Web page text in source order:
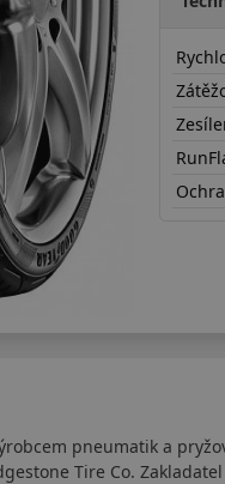
pneumatik a
Tire Co.